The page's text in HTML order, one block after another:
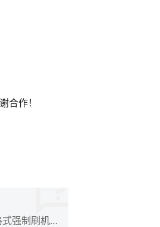
合作！
强制刷机救